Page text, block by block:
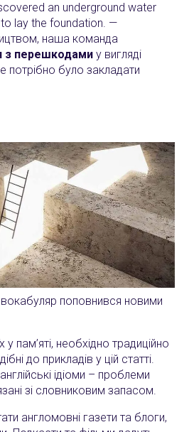
an underground water
lay the foundation. —
наша команда
з перешкодами у вигляді
потрібно було закладати
поповнився новими
у пам’яті, необхідно традиційно
до прикладів у цій статті.
ідіоми – проблеми
зі словниковим запасом.
англомовні газети та блоги,